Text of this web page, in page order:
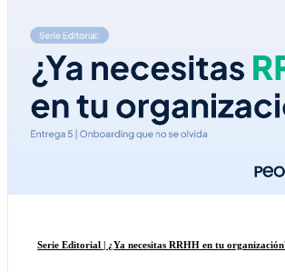
Serie Editorial | ¿Ya necesitas RRHH en tu